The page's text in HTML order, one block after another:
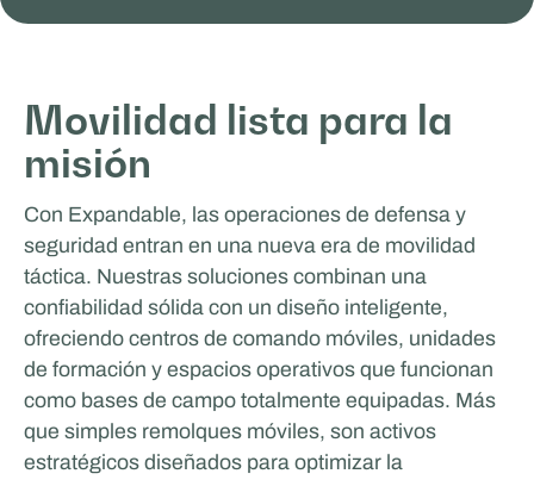
Movilidad lista para la
misión
Con Expandable, las operaciones de defensa y
seguridad entran en una nueva era de movilidad
táctica. Nuestras soluciones combinan una
confiabilidad sólida con un diseño inteligente,
ofreciendo centros de comando móviles, unidades
de formación y espacios operativos que funcionan
como bases de campo totalmente equipadas. Más
que simples remolques móviles, son activos
estratégicos diseñados para optimizar la